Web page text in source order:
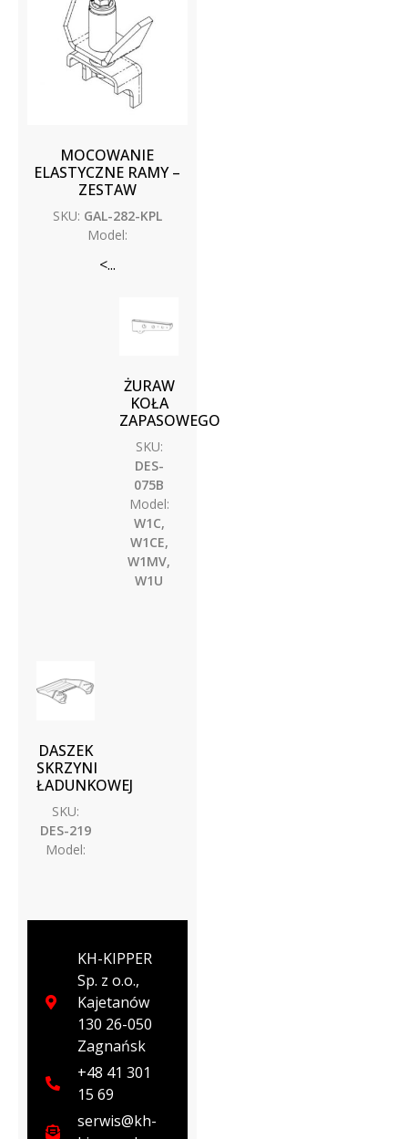
MOCOWANIE
ELASTYCZNE RAMY –
ZESTAW
SKU: GAL-282-KPL
Model:
<...
ŻURAW
KOŁA
ZAPASOWEGO
SKU:
DES-
075B
Model:
W1C,
W1CE,
W1MV,
W1U
DASZEK
SKRZYNI
ŁADUNKOWEJ
SKU:
DES-219
Model:
KH-KIPPER
Sp. z o.o.,
Kajetanów
130 26-050
Zagnańsk
+48 41 301
15 69
serwis@kh-